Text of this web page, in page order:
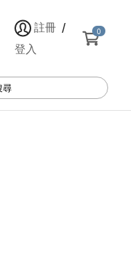
註冊 /
登入
0